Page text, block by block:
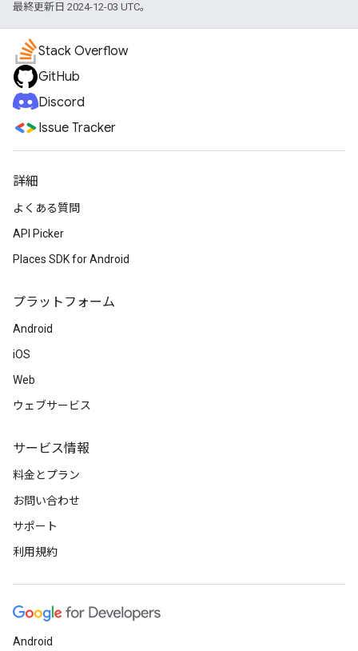
最終更新日 2024-12-03 UTC。
Stack Overflow
GitHub
Discord
Issue Tracker
詳細
よくある質問
API Picker
Places SDK for Android
プラットフォーム
Android
iOS
Web
ウェブサービス
サービス情報
料金とプラン
お問い合わせ
サポート
利用規約
Android